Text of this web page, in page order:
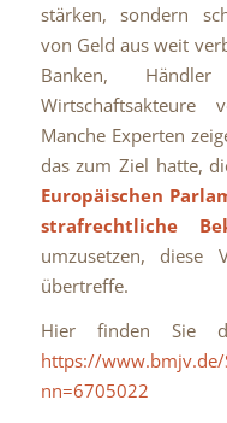
stärken, sondern
von Geld aus weit
Banken,
Manche Experten
das zum Ziel hatte,
Europäischen
strafrechtliche
umzusetzen, diese
übertreffe.
Hier finden Sie
https://www.bmjv.de/
nn=6705022